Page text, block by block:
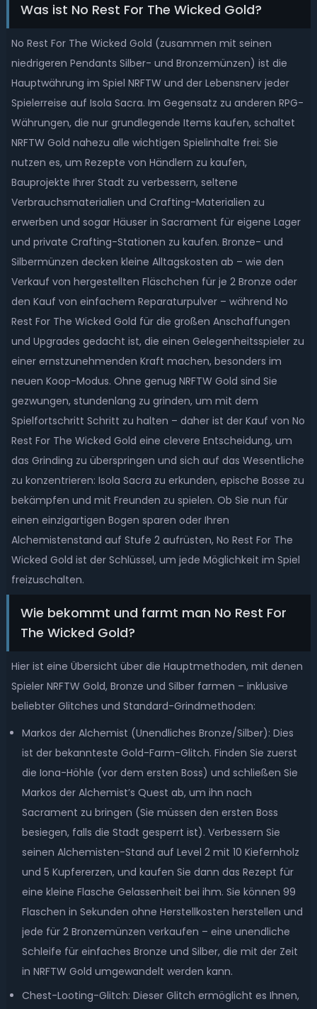
Was ist No Rest For The Wicked Gold?
No Rest For The Wicked Gold (zusammen mit seinen
niedrigeren Pendants Silber- und Bronzemünzen) ist die
Hauptwährung im Spiel NRFTW und der Lebensnerv jeder
Spielerreise auf Isola Sacra. Im Gegensatz zu anderen RPG-
Währungen, die nur grundlegende Items kaufen, schaltet
NRFTW Gold nahezu alle wichtigen Spielinhalte frei: Sie
nutzen es, um Rezepte von Händlern zu kaufen,
Bauprojekte Ihrer Stadt zu verbessern, seltene
Verbrauchsmaterialien und Crafting-Materialien zu
erwerben und sogar Häuser in Sacrament für eigene Lager
und private Crafting-Stationen zu kaufen. Bronze- und
Silbermünzen decken kleine Alltagskosten ab – wie den
Verkauf von hergestellten Fläschchen für je 2 Bronze oder
den Kauf von einfachem Reparaturpulver – während No
Rest For The Wicked Gold für die großen Anschaffungen
und Upgrades gedacht ist, die einen Gelegenheitsspieler zu
einer ernstzunehmenden Kraft machen, besonders im
neuen Koop-Modus. Ohne genug NRFTW Gold sind Sie
gezwungen, stundenlang zu grinden, um mit dem
Spielfortschritt Schritt zu halten – daher ist der Kauf von No
Rest For The Wicked Gold eine clevere Entscheidung, um
das Grinding zu überspringen und sich auf das Wesentliche
zu konzentrieren: Isola Sacra zu erkunden, epische Bosse zu
bekämpfen und mit Freunden zu spielen. Ob Sie nun für
einen einzigartigen Bogen sparen oder Ihren
Alchemistenstand auf Stufe 2 aufrüsten, No Rest For The
Wicked Gold ist der Schlüssel, um jede Möglichkeit im Spiel
freizuschalten.
Wie bekommt und farmt man No Rest For
The Wicked Gold?
Hier ist eine Übersicht über die Hauptmethoden, mit denen
Spieler NRFTW Gold, Bronze und Silber farmen – inklusive
beliebter Glitches und Standard-Grindmethoden:
Markos der Alchemist (Unendliches Bronze/Silber): Dies
ist der bekannteste Gold-Farm-Glitch. Finden Sie zuerst
die Iona-Höhle (vor dem ersten Boss) und schließen Sie
Markos der Alchemist’s Quest ab, um ihn nach
Sacrament zu bringen (Sie müssen den ersten Boss
besiegen, falls die Stadt gesperrt ist). Verbessern Sie
seinen Alchemisten-Stand auf Level 2 mit 10 Kiefernholz
und 5 Kupfererzen, und kaufen Sie dann das Rezept für
eine kleine Flasche Gelassenheit bei ihm. Sie können 99
Flaschen in Sekunden ohne Herstellkosten herstellen und
jede für 2 Bronzemünzen verkaufen – eine unendliche
Schleife für einfaches Bronze und Silber, die mit der Zeit
in NRFTW Gold umgewandelt werden kann.
Chest-Looting-Glitch: Dieser Glitch ermöglicht es Ihnen,